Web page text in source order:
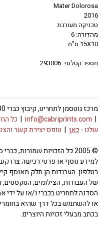
Mater Dolorosa
2016
טכניקה מעורבת
מהדורה: 6
15X10 ס"מ
מספר קטלוגי: 293006
|
info@cabriprints.com
| כל
שלנו - כאן | טופס יצירת קשר
© 2005 כל הזכויות שמורות, כברי סדנה לתחריט.
בטלפון. העבודות הן חלק מאוסף
של העבודות, הצילומים,
הסדנה לתחריט בכברי ו/או על
או להשתמש בכל דרך שהיא
בכתב מבעלי זכויות היוצרים.